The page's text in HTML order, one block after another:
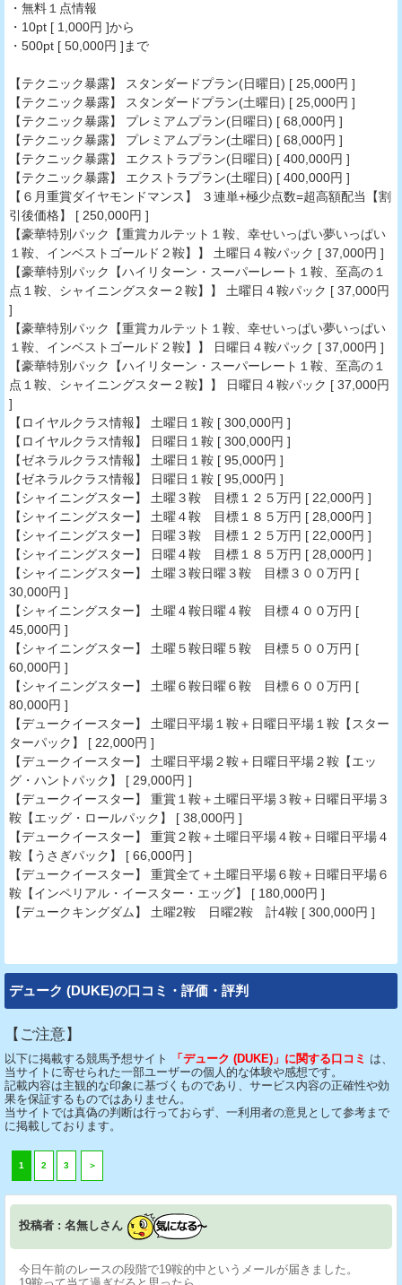
・無料１点情報
・10pt [ 1,000円 ]から
・500pt [ 50,000円 ]まで
【テクニック暴露】 スタンダードプラン(日曜日) [ 25,000円 ]
【テクニック暴露】 スタンダードプラン(土曜日) [ 25,000円 ]
【テクニック暴露】 プレミアムプラン(日曜日) [ 68,000円 ]
【テクニック暴露】 プレミアムプラン(土曜日) [ 68,000円 ]
【テクニック暴露】 エクストラプラン(日曜日) [ 400,000円 ]
【テクニック暴露】 エクストラプラン(土曜日) [ 400,000円 ]
【６月重賞ダイヤモンドマンス】 ３連単+極少点数=超高額配当【割
引後価格】 [ 250,000円 ]
【豪華特別パック【重賞カルテット１鞍、幸せいっぱい夢いっぱい
１鞍、インベストゴールド２鞍】】 土曜日４鞍パック [ 37,000円 ]
【豪華特別パック【ハイリターン・スーパーレート１鞍、至高の１
点１鞍、シャイニングスター２鞍】】 土曜日４鞍パック [ 37,000円
]
【豪華特別パック【重賞カルテット１鞍、幸せいっぱい夢いっぱい
１鞍、インベストゴールド２鞍】】 日曜日４鞍パック [ 37,000円 ]
【豪華特別パック【ハイリターン・スーパーレート１鞍、至高の１
点１鞍、シャイニングスター２鞍】】 日曜日４鞍パック [ 37,000円
]
【ロイヤルクラス情報】 土曜日１鞍 [ 300,000円 ]
【ロイヤルクラス情報】 日曜日１鞍 [ 300,000円 ]
【ゼネラルクラス情報】 土曜日１鞍 [ 95,000円 ]
【ゼネラルクラス情報】 日曜日１鞍 [ 95,000円 ]
【シャイニングスター】 土曜３鞍 目標１２５万円 [ 22,000円 ]
【シャイニングスター】 土曜４鞍 目標１８５万円 [ 28,000円 ]
【シャイニングスター】 日曜３鞍 目標１２５万円 [ 22,000円 ]
【シャイニングスター】 日曜４鞍 目標１８５万円 [ 28,000円 ]
【シャイニングスター】 土曜３鞍日曜３鞍 目標３００万円 [
30,000円 ]
【シャイニングスター】 土曜４鞍日曜４鞍 目標４００万円 [
45,000円 ]
【シャイニングスター】 土曜５鞍日曜５鞍 目標５００万円 [
60,000円 ]
【シャイニングスター】 土曜６鞍日曜６鞍 目標６００万円 [
80,000円 ]
【デュークイースター】 土曜日平場１鞍＋日曜日平場１鞍【スター
ターパック】 [ 22,000円 ]
【デュークイースター】 土曜日平場２鞍＋日曜日平場２鞍【エッ
グ・ハントパック】 [ 29,000円 ]
【デュークイースター】 重賞１鞍＋土曜日平場３鞍＋日曜日平場３
鞍【エッグ・ロールパック】 [ 38,000円 ]
【デュークイースター】 重賞２鞍＋土曜日平場４鞍＋日曜日平場４
鞍【うさぎパック】 [ 66,000円 ]
【デュークイースター】 重賞全て＋土曜日平場６鞍＋日曜日平場６
鞍【インペリアル・イースター・エッグ】 [ 180,000円 ]
【デュークキングダム】 土曜2鞍 日曜2鞍 計4鞍 [ 300,000円 ]
デューク (DUKE)の口コミ・評価・評判
【ご注意】
以下に掲載する競馬予想サイト 「デューク (DUKE)」に関する口コミ は、
当サイトに寄せられた一部ユーザーの個人的な体験や感想です。
記載内容は主観的な印象に基づくものであり、サービス内容の正確性や効
果を保証するものではありません。
当サイトでは真偽の判断は行っておらず、一利用者の意見として参考まで
に掲載しております。
1 2 3 ＞
投稿者 : 名無しさん
今日午前のレースの段階で19鞍的中というメールが届きました。